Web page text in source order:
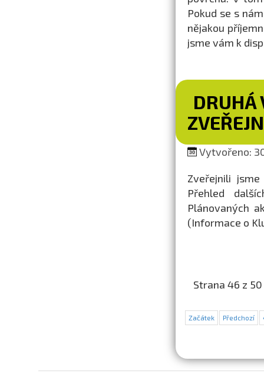
Pokud se s
nějakou
jsme vám k
DRUHÁ
Vytvořeno:
Zveřejnili
Přehled
Plánovaných
(Informace o
Strana 46 z 50
Začátek Předchozí